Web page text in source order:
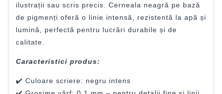
ilustrații sau scris precis. Cerneala neagră pe bază
de pigmenți oferă o linie intensă, rezistentă la apă și
lumină, perfectă pentru lucrări durabile și de
calitate.
Caracteristici produs:
✔️ Culoare scriere: negru intens